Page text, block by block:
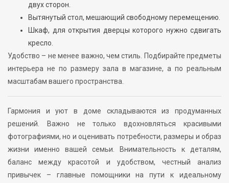
двух сторон.
Вытянутый стол, мешающий свободному перемещению.
Шкаф, для открытия дверцы которого нужно сдвигать
кресло.
Удобство – не менее важно, чем стиль. Подбирайте предметы
интерьера не по размеру зала в магазине, а по реальным
масштабам вашего пространства.
Гармония и уют в доме складываются из продуманных
решений. Важно не только вдохновляться красивыми
фотографиями, но и оценивать потребности, размеры и образ
жизни именно вашей семьи. Внимательность к деталям,
баланс между красотой и удобством, честный анализ
привычек – главные помощники на пути к идеальному